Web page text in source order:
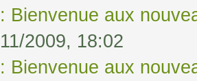
Bienvenue aux
2009, 18:02
Bienvenue aux